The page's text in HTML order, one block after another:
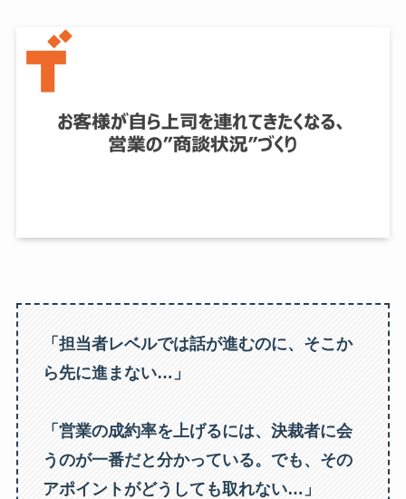
「担当者レベルでは話が進むのに、そこか
ら先に進まない…」
「営業の成約率を上げるには、決裁者に会
うのが一番だと分かっている。でも、その
アポイントがどうしても取れない…」